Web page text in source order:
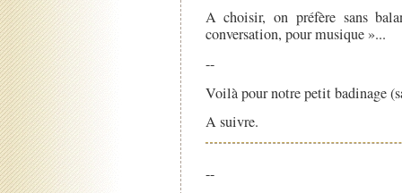
A choisir, on préfère sans
conversation, pour musique »...
--
Voilà pour notre petit badinage
A suivre.
--